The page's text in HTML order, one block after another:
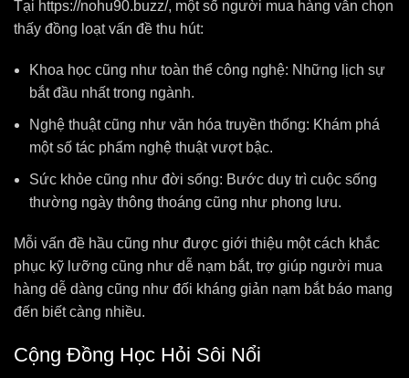
Tại https://nohu90.buzz/, một số người mua hàng vẫn chọn
thấy đồng loạt vấn đề thu hút:
Khoa học cũng như toàn thể công nghệ: Những lịch sự
bắt đầu nhất trong ngành.
Nghệ thuật cũng như văn hóa truyền thống: Khám phá
một số tác phẩm nghệ thuật vượt bậc.
Sức khỏe cũng như đời sống: Bước duy trì cuộc sống
thường ngày thông thoáng cũng như phong lưu.
Mỗi vấn đề hầu cũng như được giới thiệu một cách khắc
phục kỹ lưỡng cũng như dễ nạm bắt, trợ giúp người mua
hàng dễ dàng cũng như đối kháng giản nạm bắt báo mang
đến biết càng nhiều.
Cộng Đồng Học Hỏi Sôi Nổi